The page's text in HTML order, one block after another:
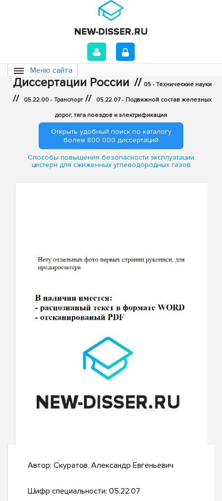
Меню сайта
Диссертации России // 05 - Технические науки
// 05.22.00 - Транспорт // 05.22.07 - Подвижной состав железных
дорог, тяга поездов и электрификация
Открыть удобный поиск по каталогу
более 800 000 диссертаций
Способы повышения безопасности эксплуатации
цистерн для сжиженных углеводородных газов
Автор: Скуратов, Александр Евгеньевич
Шифр специальности: 05.22.07